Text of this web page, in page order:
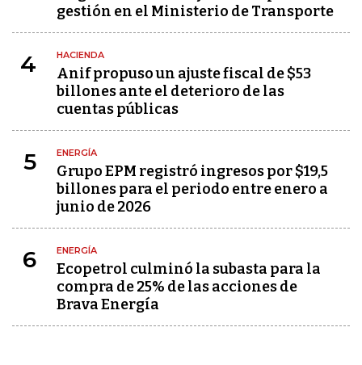
gestión en el Ministerio de Transporte
4 HACIENDA
Anif propuso un ajuste fiscal de $53
billones ante el deterioro de las
cuentas públicas
5 ENERGÍA
Grupo EPM registró ingresos por $19,5
billones para el periodo entre enero a
junio de 2026
6 ENERGÍA
Ecopetrol culminó la subasta para la
compra de 25% de las acciones de
Brava Energía